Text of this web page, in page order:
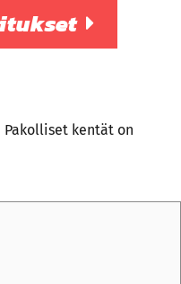
Pakolliset kentät on